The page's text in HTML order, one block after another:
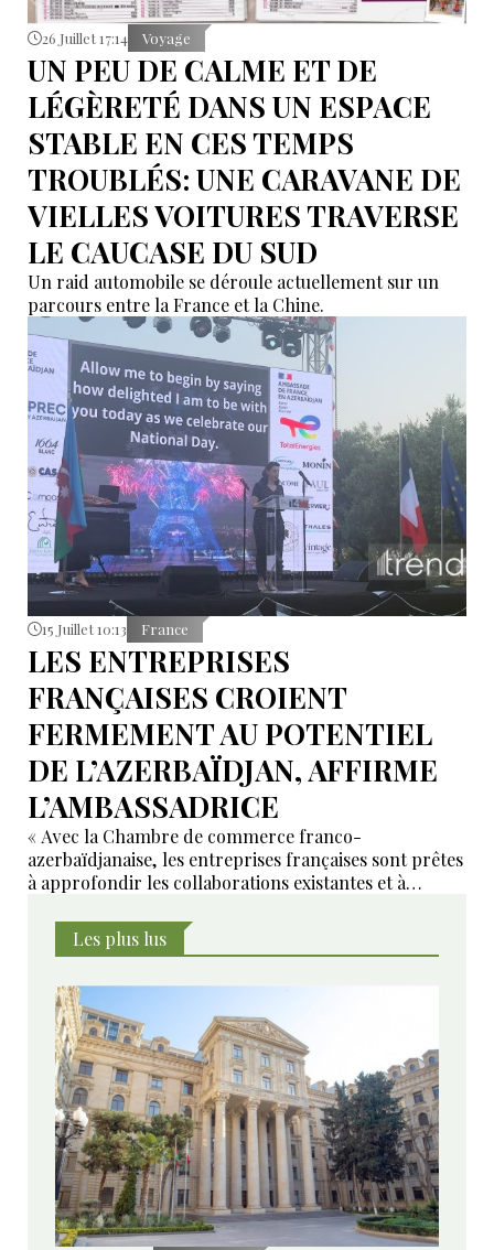
26 Juillet 17:14 Voyage
UN PEU DE CALME ET DE
LÉGÈRETÉ DANS UN ESPACE
STABLE EN CES TEMPS
TROUBLÉS: UNE CARAVANE DE
VIELLES VOITURES TRAVERSE
LE CAUCASE DU SUD
Un raid automobile se déroule actuellement sur un
parcours entre la France et la Chine.
15 Juillet 10:13 France
LES ENTREPRISES
FRANÇAISES CROIENT
FERMEMENT AU POTENTIEL
DE L’AZERBAÏDJAN, AFFIRME
L’AMBASSADRICE
« Avec la Chambre de commerce franco-
azerbaïdjanaise, les entreprises françaises sont prêtes
à approfondir les collaborations existantes et à
Les plus lus